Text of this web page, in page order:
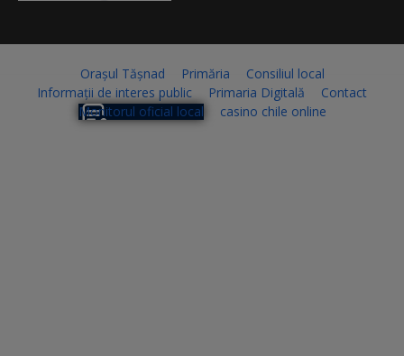
Orașul Tășnad Primăria
Consiliul local
Informații de interes public
Primaria Digitală
Contact
Monitorul oficial local
casino chile online